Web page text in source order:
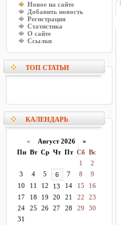
Новое на сайте
Добавить новость
Регистрация
Статистика
О сайте
Ссылки
ТОП СТАТЬИ
КАЛЕНДАРЬ
« Август 2026 »
Пн Вт Ср Чт Пт Сб Вс
1
2
3
4 5 6 7 8
9
10
11 12 13 14 15
16
17
18 19 20 21 22
23
24
25 26 27 28 29
30
31